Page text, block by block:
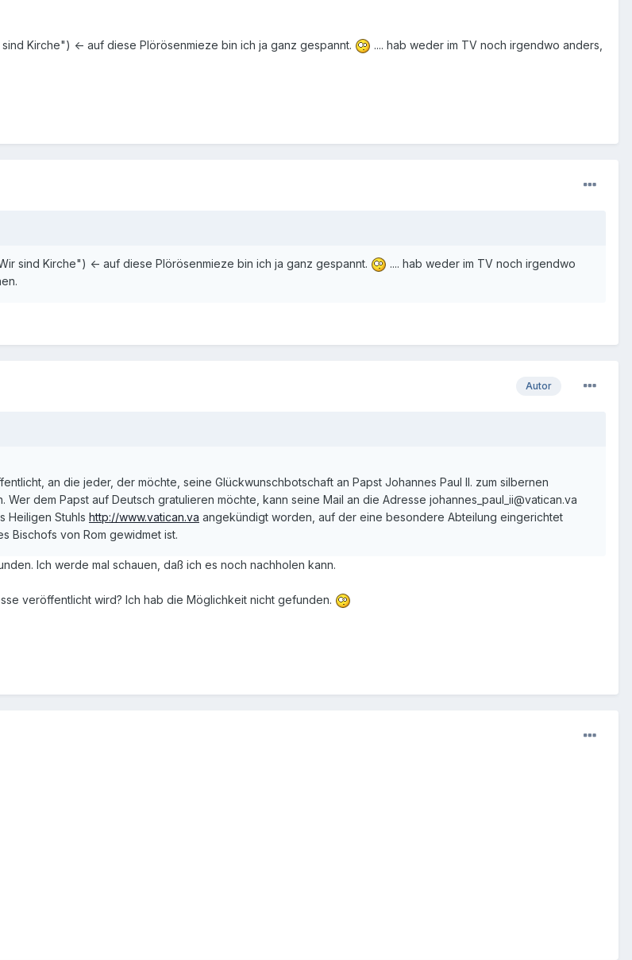
Kirche") <- auf diese Plörösenmieze bin ich ja ganz gespannt.
.... hab weder im TV noch irgendwo anders,
sind Kirche") <- auf diese Plörösenmieze bin ich ja ganz gespannt.
.... hab weder im TV noch irgendwo
Autor
an die jeder, der möchte, seine Glückwunschbotschaft an Papst Johannes Paul II. zum silbernen
Wer dem Papst auf Deutsch gratulieren möchte, kann seine Mail an die Adresse johannes_paul_ii@vatican.va
Heiligen Stuhls http://www.vatican.va angekündigt worden, auf der eine besondere Abteilung eingerichtet
Bischofs von Rom gewidmet ist.
Ich werde mal schauen, daß ich es noch nachholen kann.
veröffentlicht wird? Ich hab die Möglichkeit nicht gefunden.